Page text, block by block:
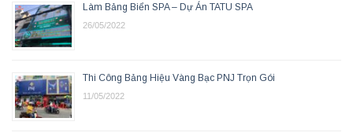
Làm Bảng Biển SPA – Dự Án TATU SPA
26/05/2022
Thi Công Bảng Hiệu Vàng Bạc PNJ Trọn Gói
11/05/2022